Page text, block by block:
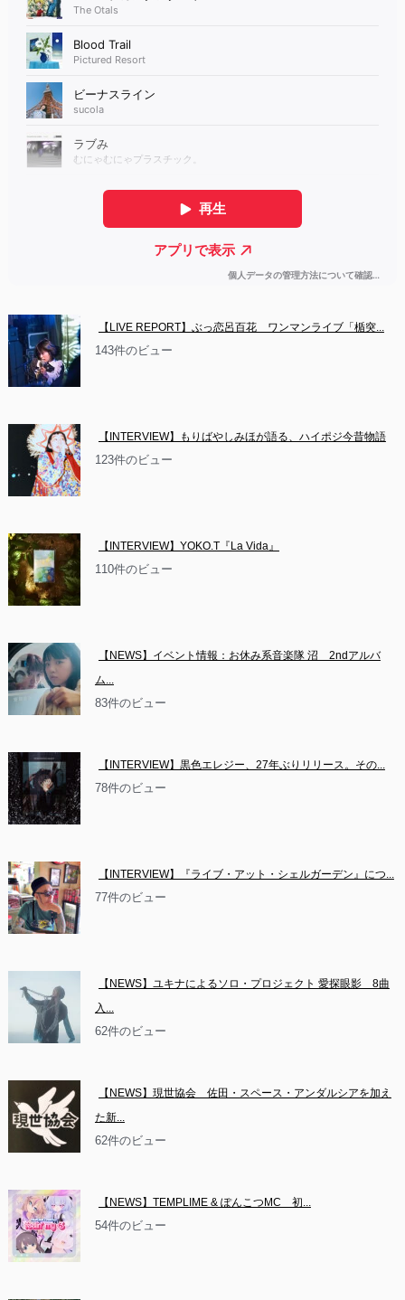
【LIVE REPORT】ぶっ恋呂百花　ワンマンライブ「楯突...
143件のビュー
【INTERVIEW】もりばやしみほが語る、ハイポジ今昔物語
123件のビュー
【INTERVIEW】YOKO.T『La Vida』
110件のビュー
【NEWS】イベント情報：お休み系音楽隊 沼　2ndアルバ
ム...
83件のビュー
【INTERVIEW】黒色エレジー、27年ぶりリリース。その...
78件のビュー
【INTERVIEW】『ライブ・アット・シェルガーデン』につ...
77件のビュー
【NEWS】ユキナによるソロ・プロジェクト 愛探眼影　8曲
入...
62件のビュー
【NEWS】現世協会　佐田・スペース・アンダルシアを加え
た新...
62件のビュー
【NEWS】TEMPLIME & ぽんこつMC　初...
54件のビュー